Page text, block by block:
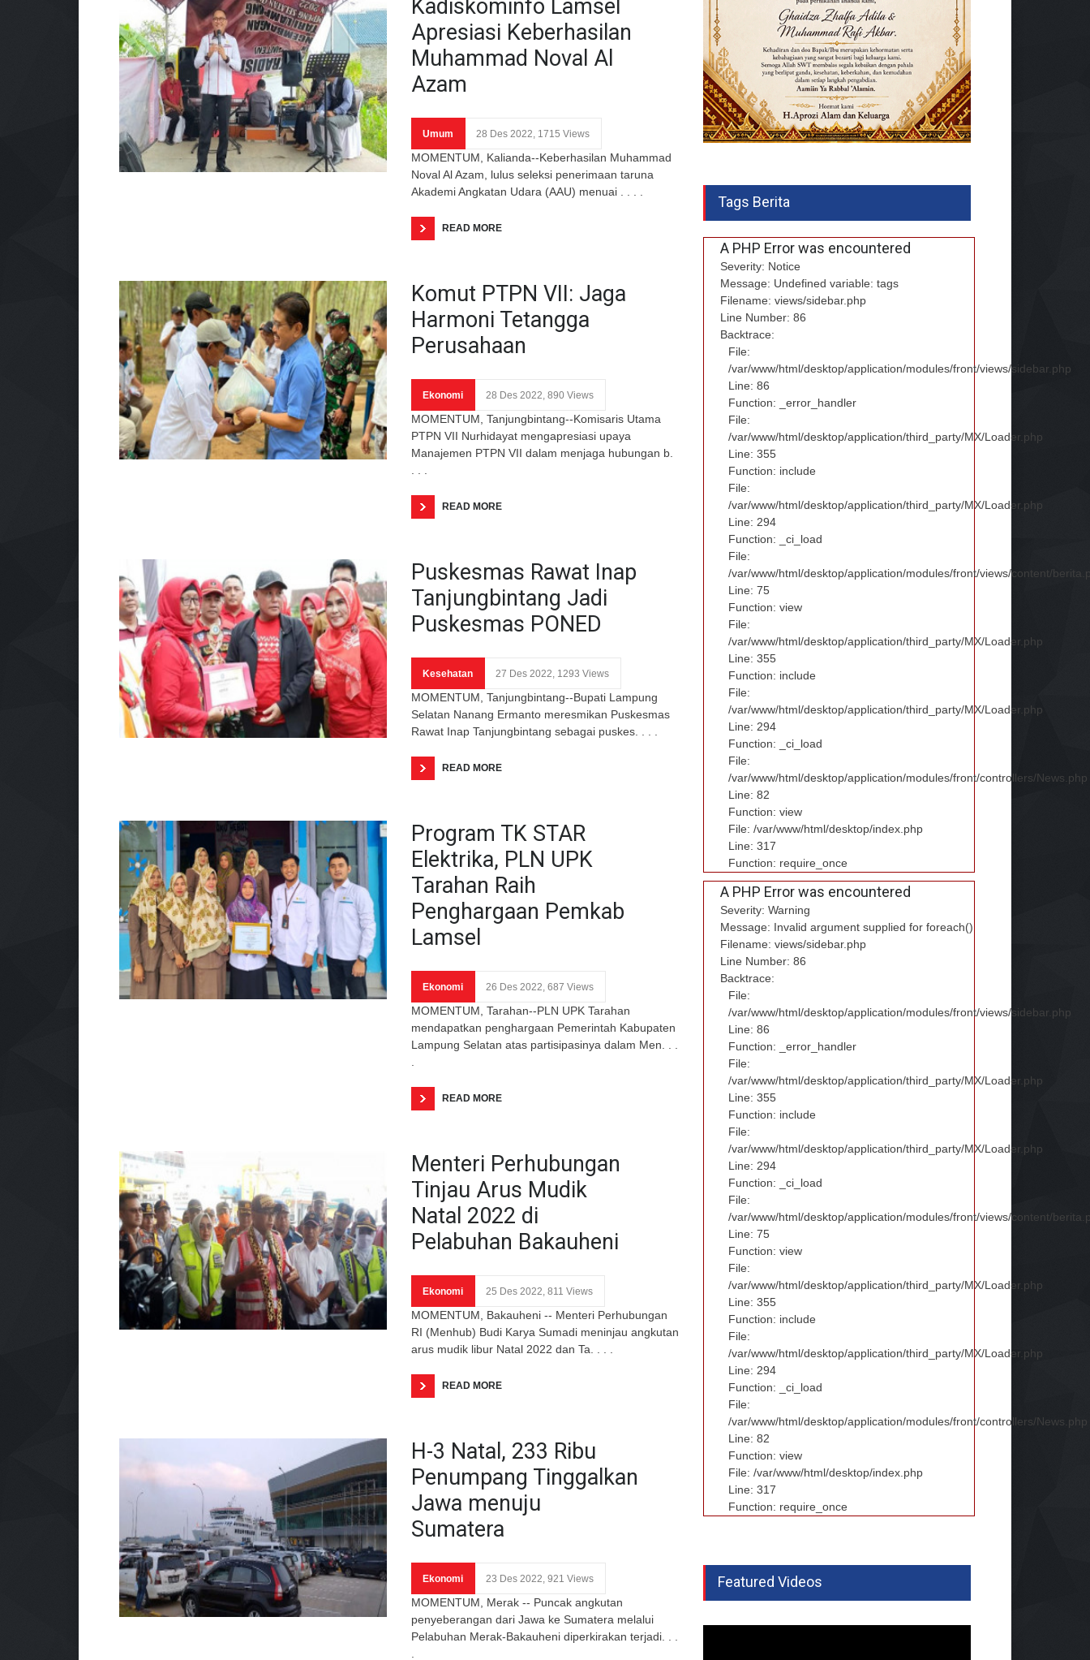
Kadiskominfo Lamsel
Apresiasi Keberhasilan
Muhammad Noval Al
Azam
Umum 28 Des 2022, 1715 Views
MOMENTUM, Kalianda--Keberhasilan Muhammad
Noval Al Azam, lulus seleksi penerimaan taruna
Akademi Angkatan Udara (AAU) menuai . . . .
READ MORE
Komut PTPN VII: Jaga
Harmoni Tetangga
Perusahaan
Ekonomi 28 Des 2022, 890 Views
MOMENTUM, Tanjungbintang--Komisaris Utama
PTPN VII Nurhidayat mengapresiasi upaya
Manajemen PTPN VII dalam menjaga hubungan b.
READ MORE
Puskesmas Rawat Inap
Tanjungbintang Jadi
Puskesmas PONED
Kesehatan 27 Des 2022, 1293 Views
MOMENTUM, Tanjungbintang--Bupati Lampung
Selatan Nanang Ermanto meresmikan Puskesmas
Rawat Inap Tanjungbintang sebagai puskes. . . .
READ MORE
Program TK STAR
Elektrika, PLN UPK
Tarahan Raih
Penghargaan Pemkab
Lamsel
Ekonomi 26 Des 2022, 687 Views
MOMENTUM, Tarahan--PLN UPK Tarahan
mendapatkan penghargaan Pemerintah Kabupaten
Lampung Selatan atas partisipasinya dalam Men. . .
READ MORE
Menteri Perhubungan
Tinjau Arus Mudik
Natal 2022 di
Pelabuhan Bakauheni
Ekonomi 25 Des 2022, 811 Views
MOMENTUM, Bakauheni -- Menteri Perhubungan
RI (Menhub) Budi Karya Sumadi meninjau angkutan
arus mudik libur Natal 2022 dan Ta. . . .
READ MORE
H-3 Natal, 233 Ribu
Penumpang Tinggalkan
Jawa menuju
Sumatera
Ekonomi 23 Des 2022, 921 Views
MOMENTUM, Merak -- Puncak angkutan
penyeberangan dari Jawa ke Sumatera melalui
Pelabuhan Merak-Bakauheni diperkirakan terjadi. . .
Tags Berita
A PHP Error was encountered
Severity: Notice
Message: Undefined variable: tags
Filename: views/sidebar.php
Line Number: 86
Backtrace:
File:
/var/www/html/desktop/application/modules/front/views/sidebar.php
Line: 86
Function: _error_handler
File:
/var/www/html/desktop/application/third_party/MX/Loader.php
Line: 355
Function: include
File:
/var/www/html/desktop/application/third_party/MX/Loader.php
Line: 294
Function: _ci_load
File:
/var/www/html/desktop/application/modules/front/views/content/
Line: 75
Function: view
File:
/var/www/html/desktop/application/third_party/MX/Loader.php
Line: 355
Function: include
File:
/var/www/html/desktop/application/third_party/MX/Loader.php
Line: 294
Function: _ci_load
File:
/var/www/html/desktop/application/modules/front/controllers/News.php
Line: 82
Function: view
File: /var/www/html/desktop/index.php
Line: 317
Function: require_once
A PHP Error was encountered
Severity: Warning
Message: Invalid argument supplied for foreach()
Filename: views/sidebar.php
Line Number: 86
Backtrace:
File:
/var/www/html/desktop/application/modules/front/views/sidebar.php
Line: 86
Function: _error_handler
File:
/var/www/html/desktop/application/third_party/MX/Loader.php
Line: 355
Function: include
File:
/var/www/html/desktop/application/third_party/MX/Loader.php
Line: 294
Function: _ci_load
File:
/var/www/html/desktop/application/modules/front/views/content/
Line: 75
Function: view
File:
/var/www/html/desktop/application/third_party/MX/Loader.php
Line: 355
Function: include
File:
/var/www/html/desktop/application/third_party/MX/Loader.php
Line: 294
Function: _ci_load
File:
/var/www/html/desktop/application/modules/front/controllers/News.php
Line: 82
Function: view
File: /var/www/html/desktop/index.php
Line: 317
Function: require_once
Featured Videos